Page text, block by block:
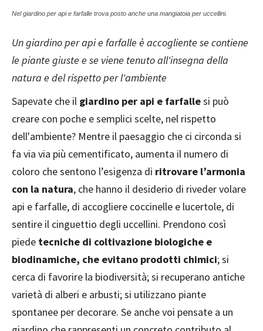
Nel giardino per api e farfalle trova posto anche una mangiatoia per uccellini.
Un giardino per api e farfalle è accogliente se contiene
le piante giuste e se viene tenuto all'insegna della
natura e del rispetto per l'ambiente
Sapevate che il giardino per api e farfallesi può
creare con poche e semplici scelte, nel rispetto
dell'ambiente? Mentre il paesaggio che ci circonda si
fa via via più cementificato, aumenta il numero di
coloro che sentono l’esigenza di ritrovare l’armonia
con la natura, che hanno il desiderio di riveder volare
api e farfalle, di accogliere coccinelle e lucertole, di
sentire il cinguettio degli uccellini. Prendono così
piede tecniche di coltivazione biologiche e
biodinamiche, che evitano prodotti chimici; si
cerca di favorire la biodiversità; si recuperano antiche
varietà di alberi e arbusti; si utilizzano piante
spontanee per decorare. Se anche voi pensate a un